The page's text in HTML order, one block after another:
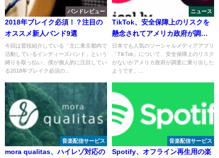
バンドレビュー
2018年ブレイク必須！？注目の
オススメ新人バンド9選
今回は普段紹介している「主に東京都内で
活動しているインディーズバンド」という
縛りを取っ払い、僕が個人的に注目してい
る2018年ブレイク必須の...
ニュース
TikTok、安全保障上のリスクを
懸念されてアメリカ政府が調査
へ
日本でも人気のソーシャルメディアアプリ
「TikTok」について、安全保障上のリスク
がないかアメリカ政府が調査に乗り出した
ようです。...
音楽配信サービス
mora qualitas、ハイレゾ対応の
音楽配信サービス
Spotify、オフライン再生用の楽